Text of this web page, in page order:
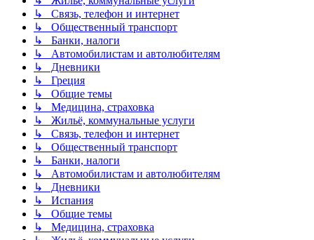
↳ Связь, телефон и интернет
↳ Общественный транспорт
↳ Банки, налоги
↳ Автомобилистам и автолюбителям
↳ Дневники
↳ Греция
↳ Общие темы
↳ Медицина, страховка
↳ Жильё, коммунальные услуги
↳ Связь, телефон и интернет
↳ Общественный транспорт
↳ Банки, налоги
↳ Автомобилистам и автолюбителям
↳ Дневники
↳ Испания
↳ Общие темы
↳ Медицина, страховка